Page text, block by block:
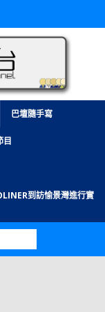
巴壇隨手寫
目
到訪愉景灣進行實